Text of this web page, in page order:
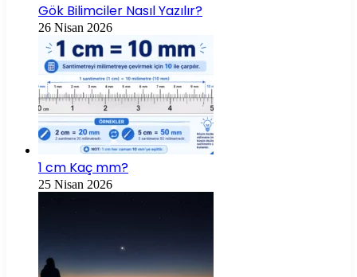
Gök Bilimciler Nasıl Yazılır?
26 Nisan 2026
1 cm Kaç mm?
25 Nisan 2026